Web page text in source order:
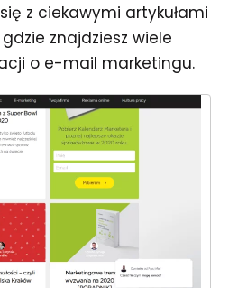
z ciekawymi artykułami
gdzie znajdziesz wiele
o e-mail marketingu.